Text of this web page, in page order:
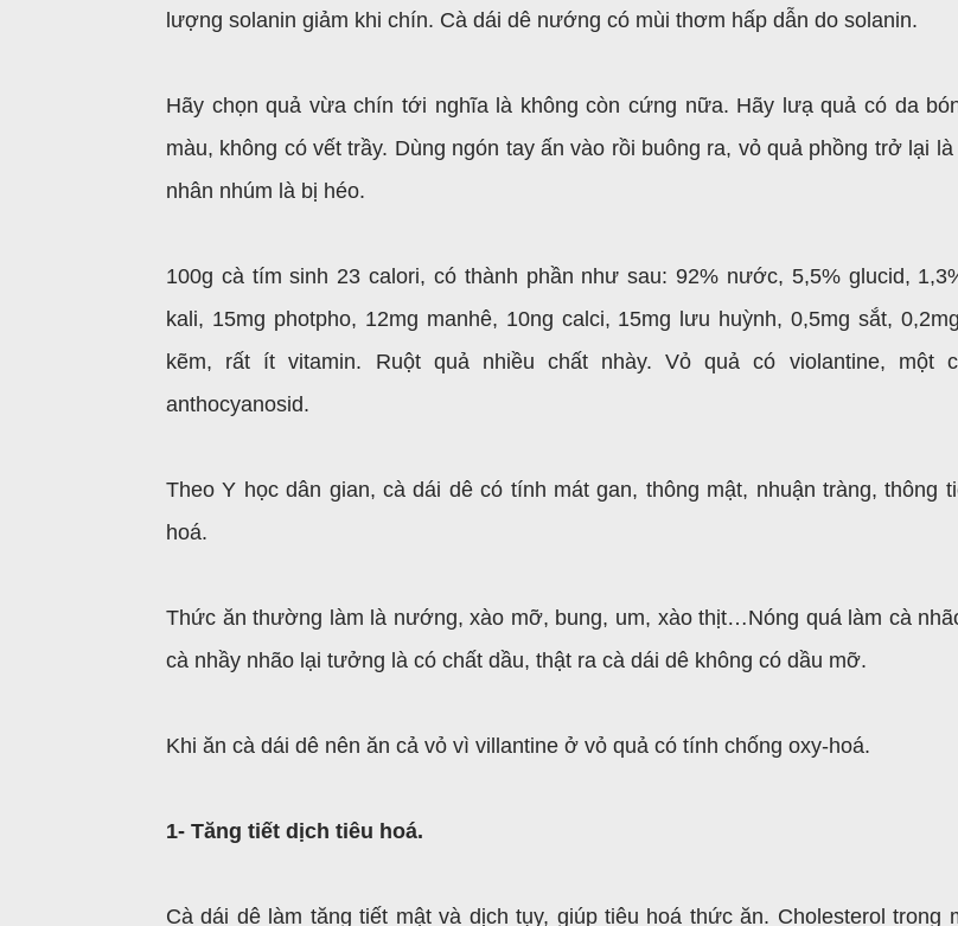
lượng solanin giảm khi chín. Cà dái dê nướng có mùi thơm hấp dẫn do solanin.
Hãy chọn quả vừa chín tới nghĩa là không còn cứng nữa. Hãy lưạ quả có da
màu, không có vết trầy. Dùng ngón tay ấn vào rồi buông ra, vỏ quả phồng trở lại
nhân nhúm là bị héo.
100g cà tím sinh 23 calori, có thành phần như sau: 92% nước, 5,5% glucid,
kali, 15mg photpho, 12mg manhê, 10ng calci, 15mg lưu huỳnh, 0,5mg sắt,
kẽm, rất ít vitamin. Ruột quả nhiều chất nhày. Vỏ quả có violantine, một
anthocyanosid.
Theo Y học dân gian, cà dái dê có tính mát gan, thông mật, nhuận tràng, thông
hoá.
Thức ăn thường làm là nướng, xào mỡ, bung, um, xào thịt…Nóng quá làm cà
cà nhầy nhão lại tưởng là có chất dầu, thật ra cà dái dê không có dầu mỡ.
Khi ăn cà dái dê nên ăn cả vỏ vì villantine ở vỏ quả có tính chống oxy-hoá.
1- Tăng tiết dịch tiêu hoá.
Cà dái dê làm tăng tiết mật và dịch tụy, giúp tiêu hoá thức ăn. Cholesterol trong